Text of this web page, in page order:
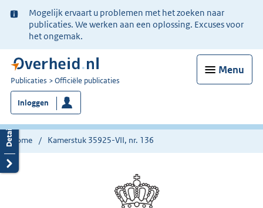
Ter
informatie:
Mogelijk ervaart u problemen met het zoeken naar
publicaties. We werken aan een oplossing. Excuses voor
het ongemak.
Menu
U
bent
nu
hier:
Publicaties Officiële publicaties
Inloggen
Home Kamerstuk 35925-VII, nr. 136